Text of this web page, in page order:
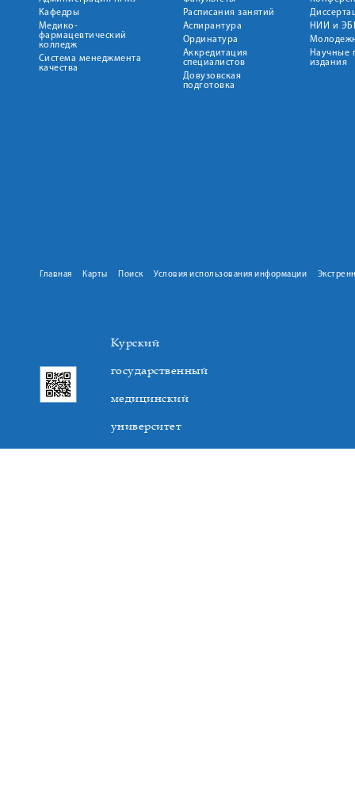
Кафедры
Медико-
фармацевтический
колледж
Система менеджмента
качества
Расписания занятий
Аспирантура
Ординатура
Аккредитация
специалистов
Довузовская
подготовка
НИИ и
Научные
издания
Главная Карты Поиск Условия использования информации
Курский
государственный
медицинский
университет